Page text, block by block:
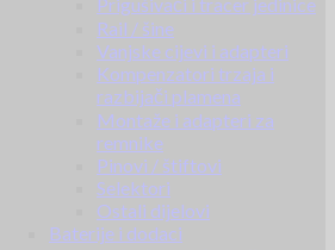
Rail / šine
Vanjske cijevi i adapteri
Kompenzatori trzaja i
razbijači plamena
Montaže i adapteri za
remnike
Pinovi / štiftovi
Selektori
Ostali dijelovi
Baterije i dodaci